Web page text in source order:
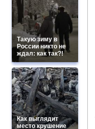
Такую зиму в
России никто не
ждал: как так?!
Как выглядит
место крушение